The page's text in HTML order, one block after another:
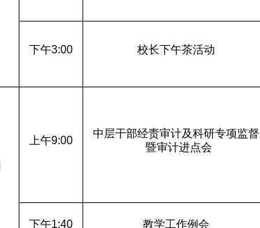
下午3:00 校长下午茶活动
上午9:00
中层干部经责审计及科研专项监督
暨审计进点会
下午1:40 教学工作例会